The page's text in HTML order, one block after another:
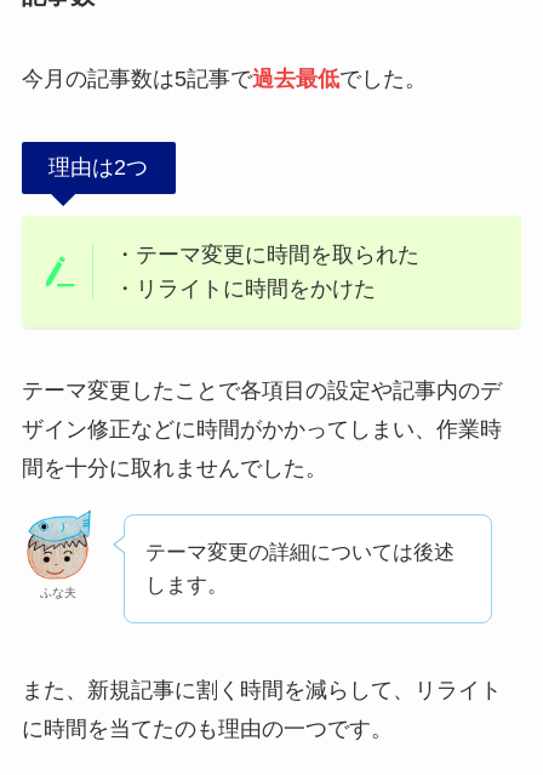
今月の記事数は5記事で過去最低でした。
理由は2つ
・テーマ変更に時間を取られた
・リライトに時間をかけた
テーマ変更したことで各項目の設定や記事内のデ
ザイン修正などに時間がかかってしまい、作業時
間を十分に取れませんでした。
ふな夫
テーマ変更の詳細については後述
します。
また、新規記事に割く時間を減らして、リライト
に時間を当てたのも理由の一つです。